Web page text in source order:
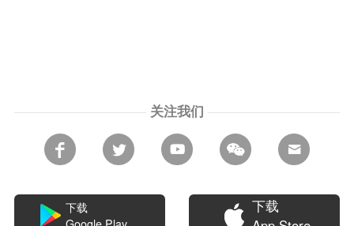
关注我们
下载
下载